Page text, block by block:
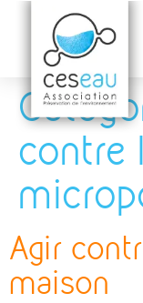
contre
Agir
maison